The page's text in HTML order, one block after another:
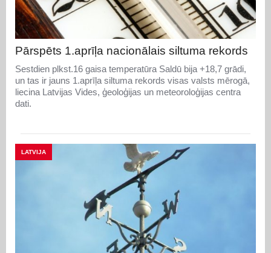
Pārspēts 1.aprīļa nacionālais siltuma rekords
Sestdien plkst.16 gaisa temperatūra Saldū bija +18,7 grādi,
un tas ir jauns 1.aprīļa siltuma rekords visas valsts mērogā,
liecina Latvijas Vides, ģeoloģijas un meteoroloģijas centra
dati.
LATVIJA